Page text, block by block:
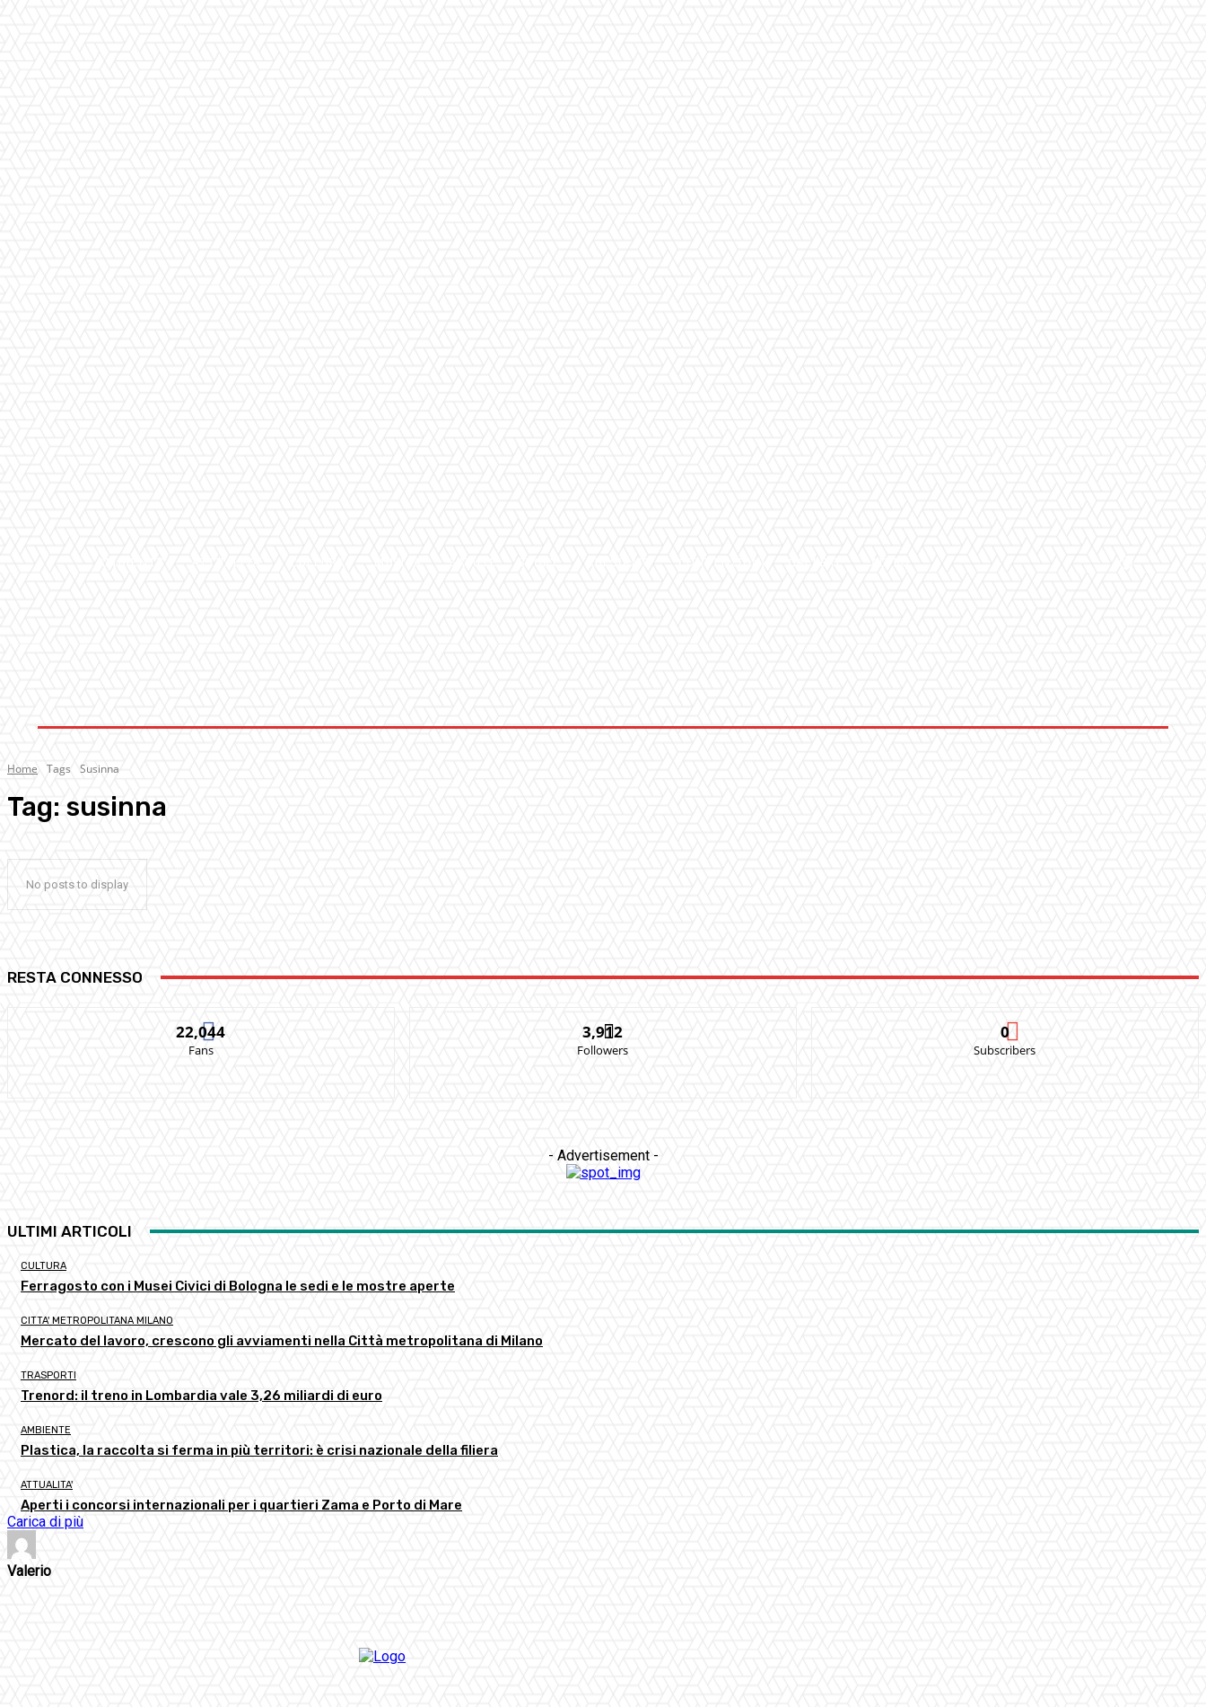
Home Tags Susinna
Tag: susinna
No posts to display
RESTA CONNESSO
22,044
Fans
3,912
Followers
0
Subscribers
- Advertisement -
ULTIMI ARTICOLI
CULTURA
Ferragosto con i Musei Civici di Bologna le sedi e le mostre aperte
CITTA' METROPOLITANA MILANO
Mercato del lavoro, crescono gli avviamenti nella Città metropolitana di Milano
TRASPORTI
Trenord: il treno in Lombardia vale 3,26 miliardi di euro
AMBIENTE
Plastica, la raccolta si ferma in più territori: è crisi nazionale della filiera
ATTUALITA'
Aperti i concorsi internazionali per i quartieri Zama e Porto di Mare
Carica di più
Valerio